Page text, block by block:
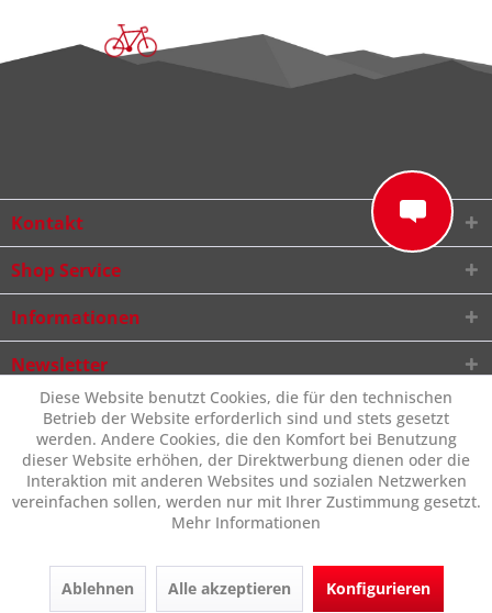
Kontakt
Shop Service
Informationen
Newsletter
Diese Website benutzt Cookies, die für den technischen
Betrieb der Website erforderlich sind und stets gesetzt
werden. Andere Cookies, die den Komfort bei Benutzung
dieser Website erhöhen, der Direktwerbung dienen oder die
Interaktion mit anderen Websites und sozialen Netzwerken
vereinfachen sollen, werden nur mit Ihrer Zustimmung gesetzt.
Mehr Informationen
Ablehnen Alle akzeptieren Konfigurieren